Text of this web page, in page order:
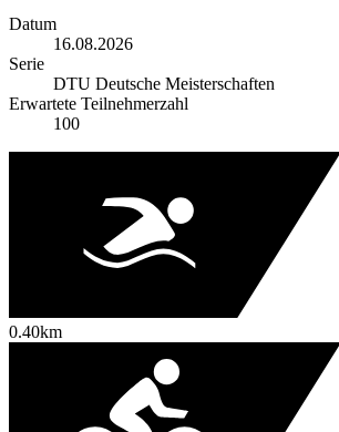
Datum
16.08.2026
Serie
DTU Deutsche Meisterschaften
Erwartete Teilnehmerzahl
100
0.40km